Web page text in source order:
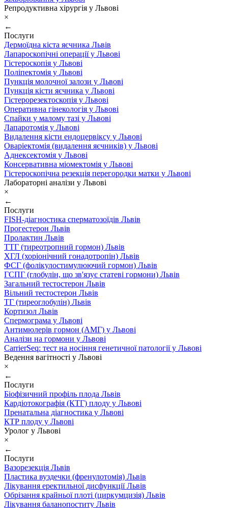
Репродуктивна хірургія у Львові
×
←
Послуги
Дермоїдна кіста яєчника Львів
Лапароскопічні операції у Львові
Гістероскопія у Львові
Поліпектомія у Львові
Пункція молочної залози у Львові
Пункція кісти яєчника у Львові
Гістерорезектоскопія у Львові
Оперативна гінекологія у Львові
Спайки у малому тазі у Львові
Лапаротомія у Львові
Видалення кісти ендоцервіксу у Львові
Оваріектомія (видалення яєчників) у Львові
Аднексектомія у Львові
Консервативна міомектомія у Львові
Гістероскопічна резекція перегородки матки у Львові
Лабораторні аналізи у Львові
×
←
Послуги
FISH-діагностика сперматозоїдів Львів
Прогестерон Львів
Пролактин Львів
ТТГ (тиреотропний гормон) Львів
ХГЛ (хоріонічний гонадотропін) Львів
ФСГ (фолікулостимулюючий гормон) Львів
ГСПГ (глобулін, що зв'язує статеві гормони) Львів
Загальний тестостерон Львів
Вільний тестостерон Львів
ТГ (тиреоглобулін) Львів
Кортизол Львів
Спермограма у Львові
Антимюлерів гормон (АМГ) у Львові
Аналізи на гормони у Львові
CarrierSeq: тест на носіння генетичної патології у Львові
Ведення вагітності у Львові
×
←
Послуги
Біофізичний профіль плода Львів
Кардіотокографія (КТГ) плоду у Львові
Пренатальна діагностика у Львові
КТР плоду у Львові
Уролог у Львові
×
←
Послуги
Вазорезекція Львів
Пластика вуздечки (френулотомія) Львів
Лікування еректильної дисфункції Львів
Обрізання крайньої плоті (циркумцизія) Львів
Лікування баланопоститу Львів